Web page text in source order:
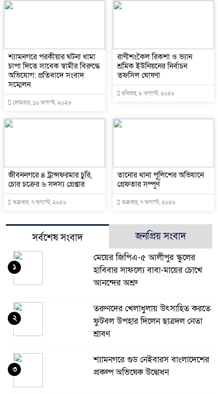
শ্যামনগরে পরকীয়ার ঘটনা ধামা
চাপা দিতে সাবেক স্বামীর বিরুদ্ধে
অভিযোগ: প্রতিবাদে সংবাদ
সম্মেলন
সোমবার, ১০ অগাস্ট, ২০২৬
রাণীশংকৈল রিকশা ও ভ্যান
শ্রমিক ইউনিয়নের নির্বাচন
তফসিল ঘোষণা
রবিবার, ৯ অগাস্ট, ২০২৬
জীবননগরে ৪ ট্রান্সফরমার চুরি,
চোর চক্রের ৬ সদস্য গ্রেপ্তার
শুক্রবার, ৭ অগাস্ট, ২০২৬
তানোর থানা পুলিশের অভিযানে
গ্রেফতার সম্পূর্ণ
শুক্রবার, ৭ অগাস্ট, ২০২৬
সর্বশেষ সংবাদ জনপ্রিয় সংবাদ
মেয়ের জিপিএ-৫ আলীপুর স্কুলের
হাবিবার সাফল্যে বাবা-মায়ের চোখে
আনন্দের অশ্রু
১
তরুণদের খেলাধুলায় উৎসাহিত করতে
ফুটবল উপহার দিলেন ছাত্রদল নেতা
শ্রাবণ
২
শ্যামনগরে গুড নেইবারস বাংলাদেশের
প্রকল্প অভিষেক উদ্বোধন
৩